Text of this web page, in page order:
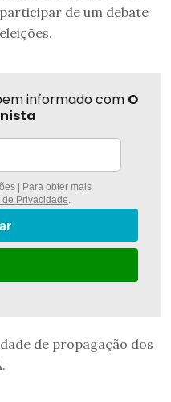
de um debate
informado com O
| Para obter mais
de Privacidade
de propagação dos